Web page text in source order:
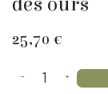
25,70 €